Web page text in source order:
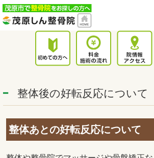
整体後の好転反応について
整体あとの好転反応について